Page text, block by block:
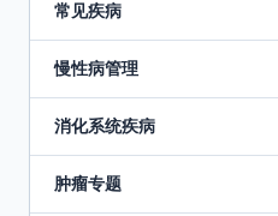
常见疾病
慢性病管理
消化系统疾病
肿瘤专题